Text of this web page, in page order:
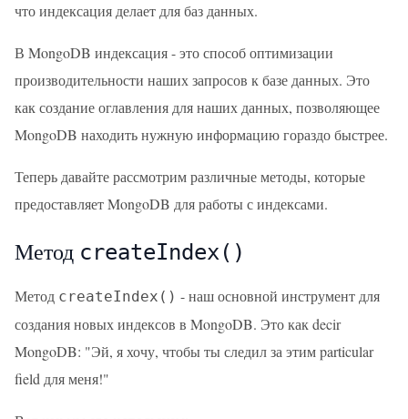
что индексация делает для баз данных.
В MongoDB индексация - это способ оптимизации
производительности наших запросов к базе данных. Это
как создание оглавления для наших данных, позволяющее
MongoDB находить нужную информацию гораздо быстрее.
Теперь давайте рассмотрим различные методы, которые
предоставляет MongoDB для работы с индексами.
Метод createIndex()
Метод createIndex() - наш основной инструмент для
создания новых индексов в MongoDB. Это как decir
MongoDB: "Эй, я хочу, чтобы ты следил за этим particular
field для меня!"